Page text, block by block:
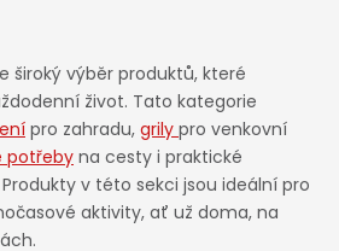
široký výběr produktů, které
život. Tato kategorie
pro zahradu, grily pro venkovní
potřeby na cesty i praktické
Produkty v této sekci jsou ideální pro
aktivity, ať už doma, na